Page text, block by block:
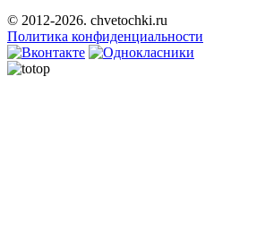
© 2012-2026. chvetochki.ru
Политика конфиденциальности